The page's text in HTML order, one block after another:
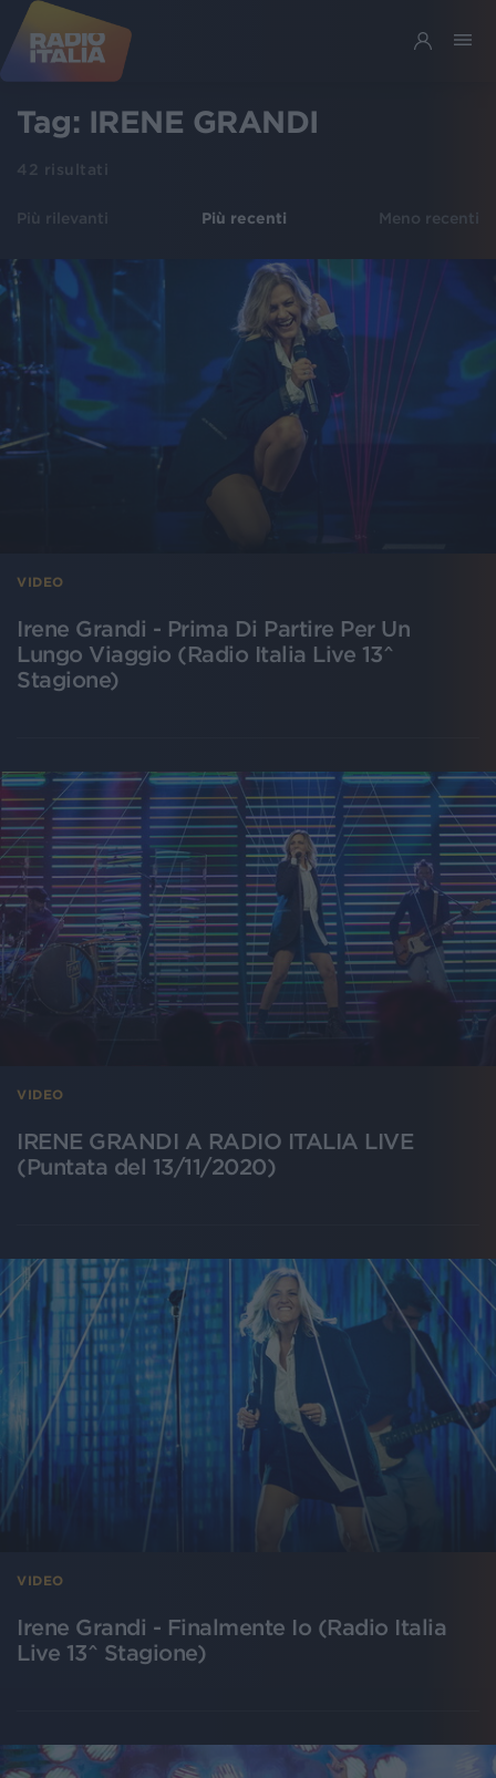
Tag: IRENE GRANDI
42 risultati
Più rilevanti Più recenti Meno recenti
VIDEO
Irene Grandi - Prima Di Partire Per Un
Lungo Viaggio (Radio Italia Live 13^
Stagione)
VIDEO
IRENE GRANDI A RADIO ITALIA LIVE
(Puntata del 13/11/2020)
VIDEO
Irene Grandi - Finalmente Io (Radio Italia
Live 13^ Stagione)